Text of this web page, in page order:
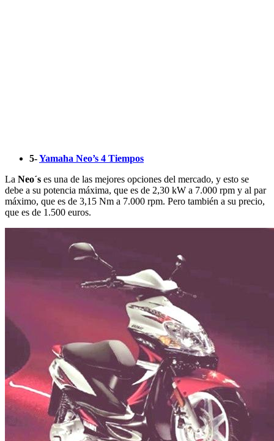
5-Yamaha Neo’s 4 Tiempos
La Neo´s es una de las mejores opciones del mercado, y esto se
debe a su potencia máxima, que es de 2,30 kW a 7.000 rpm y al par
máximo, que es de 3,15 Nm a 7.000 rpm. Pero también a su precio,
que es de 1.500 euros.